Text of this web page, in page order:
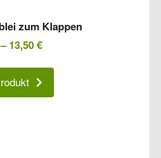
zum Klappen
–13,50€